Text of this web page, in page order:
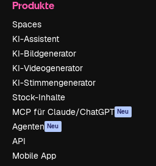
Produkte
Spaces
KI-Assistent
KI-Bildgenerator
KI-Videogenerator
KI-Stimmengenerator
Stock-Inhalte
MCP für Claude/ChatGPT Neu
Agenten Neu
API
Mobile App